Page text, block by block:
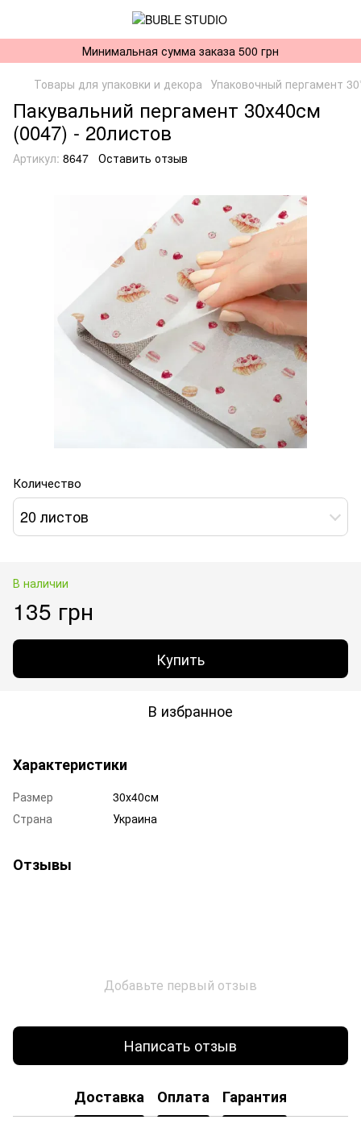
Минимальная сумма заказа 500 грн
Товары для упаковки и декора Упаковочный пергамент
Пакувальний пергамент 30х40см
(0047) - 20листов
Артикул: 8647 Оставить отзыв
Количество
20 листов
В наличии
135 грн
Купить
В избранное
Характеристики
Размер
30х40см
Страна
Украина
Отзывы
Добавьте первый отзыв
Написать отзыв
Доставка Оплата Гарантия